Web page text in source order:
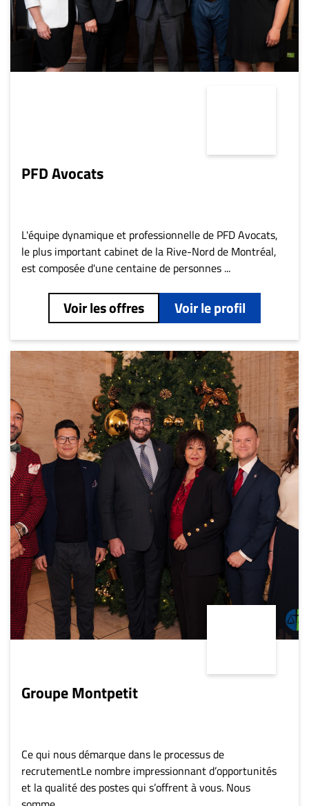
Nous
joindre
propos
PFD Avocats
L'équipe dynamique et professionnelle de PFD Avocats,
le plus important cabinet de la Rive-Nord de Montréal,
est composée d'une centaine de personnes ...
Voir les offres Voir le profil
Groupe Montpetit
Ce qui nous démarque dans le processus de
recrutementLe nombre impressionnant d’opportunités
et la qualité des postes qui s’offrent à vous. Nous